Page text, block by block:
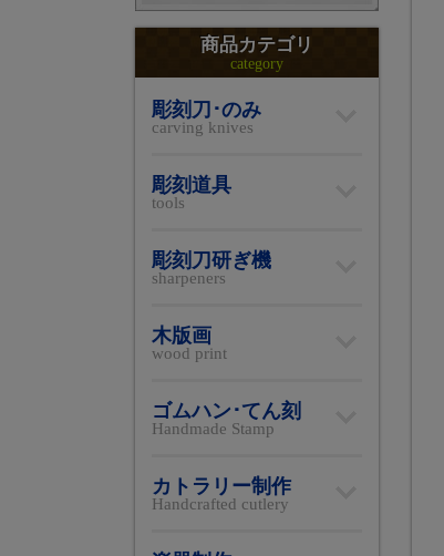
商品カテゴリ
category
彫刻刀･のみ
carving knives
彫刻道具
tools
彫刻刀研ぎ機
sharpeners
木版画
wood print
ゴムハン･てん刻
Handmade Stamp
カトラリー制作
Handcrafted cutlery